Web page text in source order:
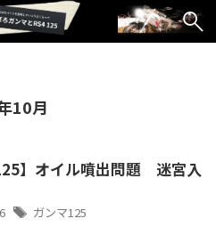
10月
】オイル噴出問題 迷宮入
ガンマ125